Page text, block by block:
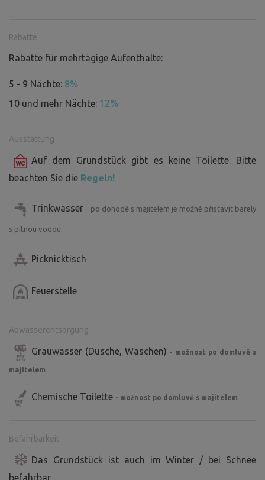
Rabatte
Rabatte für mehrtägige Aufenthalte:
5 - 9 Nächte: 8%
10 und mehr Nächte: 12%
Ausstattung
Auf dem Grundstück gibt es keine Toilette. Bitte
beachten Sie die Regeln!
Trinkwasser - po dohodě s majitelem je možné přistavit barely
s pitnou vodou.
Picknicktisch
Feuerstelle
Abwasserentsorgung
Grauwasser (Dusche, Waschen) - možnost po domluvě s
majitelem
Chemische Toilette - možnost po domluvě s majitelem
Befahrbarkeit
Das Grundstück ist auch im Winter / bei Schnee
befahrbar